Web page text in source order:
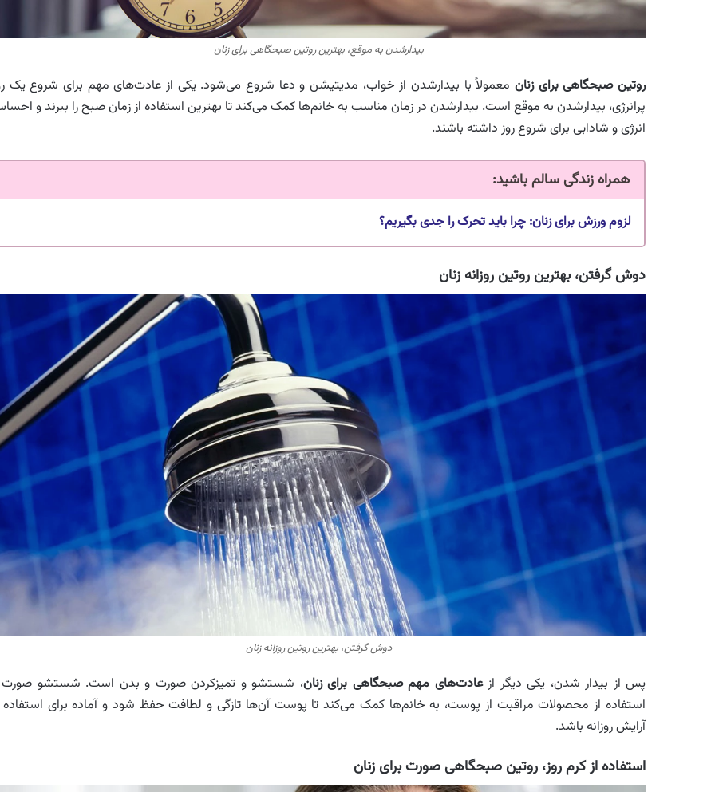
بیدارشدن به‌ موقع، بهترین روتین صبحگاهی برای زنان
روتین صبحگاهی برای زنان معمولاً با بیدارشدن از خواب، مدیتیشن و دعا شروع می‌شود. یکی از عادت‌های مهم برای شروع یک
پرانرژی، بیدارشدن به‌ موقع است. بیدارشدن در زمان مناسب به خانم‌ها کمک می‌کند تا بهترین استفاده از زمان صبح را ببرند و
انرژی و شادابی برای شروع روز داشته باشند.
همراه زندگی سالم باشید:
لزوم ورزش برای زنان: چرا باید تحرک را جدی بگیریم؟
دوش‌ گرفتن، بهترین روتین روزانه زنان
دوش‌ گرفتن، بهترین روتین روزانه زنان
پس از بیدار شدن، یکی دیگر ازعادت‌های مهم صبحگاهی برای زنان، شستشو و تمیزکردن صورت و بدن است. شستشو
استفاده از محصولات مراقبت از پوست، به خانم‌ها کمک می‌کند تا پوست آن‌ها تازگی و لطافت حفظ شود و آماده برای استفاده
آرایش روزانه باشد.
استفاده از کرم روز، روتین صبحگاهی صورت برای زنان